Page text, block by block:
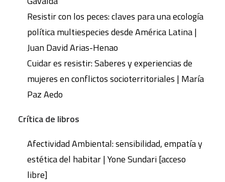
Resistir con los peces: claves para una ecología
política multiespecies desde América Latina |
Juan David Arias-Henao
Cuidar es resistir: Saberes y experiencias de
mujeres en conflictos socioterritoriales | María
Paz Aedo
Crítica de libros
Afectividad Ambiental: sensibilidad, empatía y
estética del habitar | Yone Sundari [acceso
libre]